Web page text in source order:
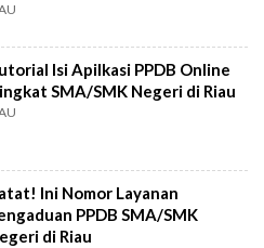
Isi Apilkasi PPDB Online
SMA/SMK Negeri di Riau
Ini Nomor Layanan
PPDB SMA/SMK
di Riau